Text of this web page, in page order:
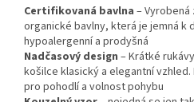
Certifikovaná bavlna –
organické bavlny, která je jemná k
hypoalergenní a prodyšná
Nadčasový design – Krátké
košilce klasický a elegantní
pro pohodlí a volnost pohybu